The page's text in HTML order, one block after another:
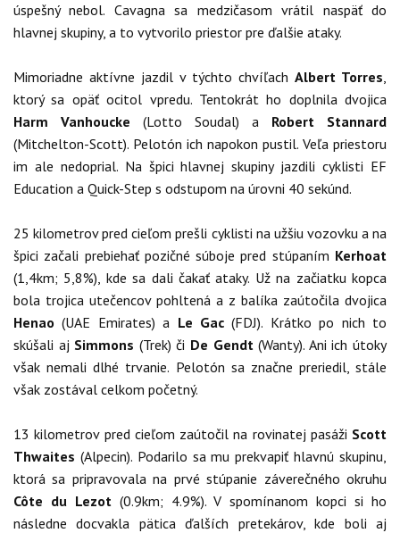
úspešný nebol. Cavagna sa medzičasom vrátil naspäť do
hlavnej skupiny, a to vytvorilo priestor pre ďalšie ataky.
Mimoriadne aktívne jazdil v týchto chvíľach Albert Torres,
ktorý sa opäť ocitol vpredu. Tentokrát ho doplnila dvojica
Harm Vanhoucke (Lotto Soudal) a Robert Stannard
(Mitchelton-Scott). Pelotón ich napokon pustil. Veľa priestoru
im ale nedoprial. Na špici hlavnej skupiny jazdili cyklisti EF
Education a Quick-Step s odstupom na úrovni 40 sekúnd.
25 kilometrov pred cieľom prešli cyklisti na užšiu vozovku a na
špici začali prebiehať pozičné súboje pred stúpaním Kerhoat
(1,4km; 5,8%), kde sa dali čakať ataky. Už na začiatku kopca
bola trojica utečencov pohltená a z balíka zaútočila dvojica
Henao (UAE Emirates) a Le Gac (FDJ). Krátko po nich to
skúšali aj Simmons (Trek) či De Gendt(Wanty). Ani ich útoky
však nemali dlhé trvanie. Pelotón sa značne preriedil, stále
však zostával celkom početný.
13 kilometrov pred cieľom zaútočil na rovinatej pasáži Scott
Thwaites (Alpecin). Podarilo sa mu prekvapiť hlavnú skupinu,
ktorá sa pripravovala na prvé stúpanie záverečného okruhu
Côte du Lezot(0.9km; 4.9%). V spomínanom kopci si ho
následne docvakla pätica ďalších pretekárov, kde boli aj